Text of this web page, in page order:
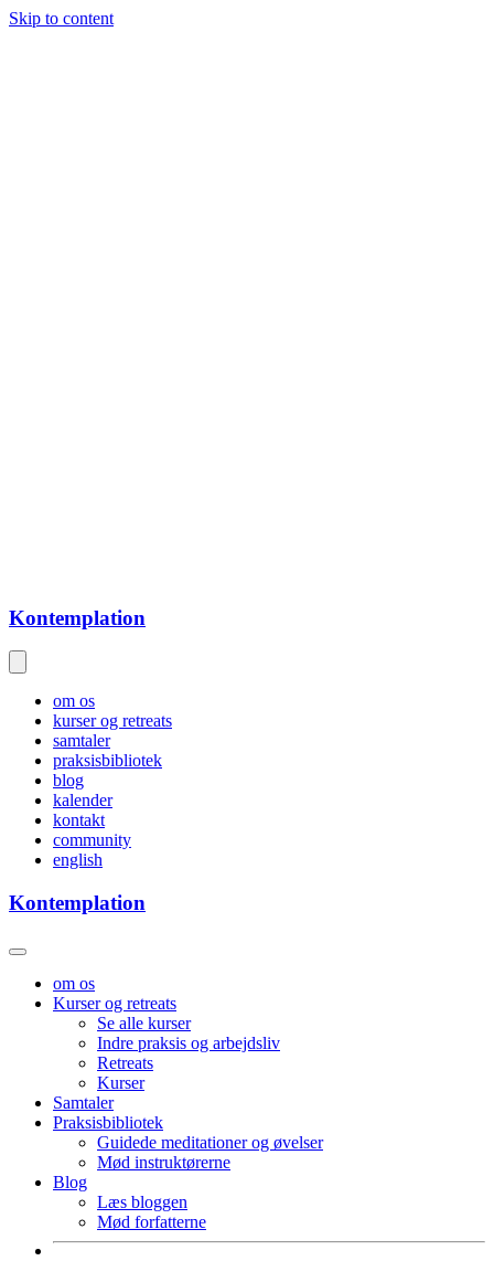
Skip to content
Kontemplation
om os
kurser og retreats
samtaler
praksisbibliotek
blog
kalender
kontakt
community
english
Kontemplation
om os
Kurser og retreats
Se alle kurser
Indre praksis og arbejdsliv
Retreats
Kurser
Samtaler
Praksisbibliotek
Guidede meditationer og øvelser
Mød instruktørerne
Blog
Læs bloggen
Mød forfatterne